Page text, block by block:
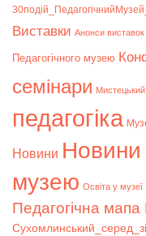
Bиставки Анонси виставок
Педагогічного музею
семінари
педагогіка
Новини Новини
музею Освіта у музеї
Педагогічна мапа